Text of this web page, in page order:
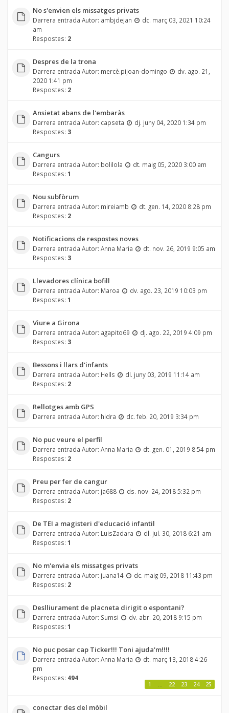
No s'envien els missatges privats
Darrera entrada Autor: ambjdejan
dc. març 03, 2021 10:24
am
Respostes: 2
Despres de la trona
Darrera entrada Autor: mercè.pijoan-domingo
dv. ago. 21,
2020 1:41 pm
Respostes: 2
Ansietat abans de l'embaràs
Darrera entrada Autor: capseta
dj. juny 04, 2020 1:34 pm
Respostes: 3
Cangurs
Darrera entrada Autor: bolilola
dt. maig 05, 2020 3:00 am
Respostes: 1
Nou subfòrum
Darrera entrada Autor: mireiamb
dt. gen. 14, 2020 8:28 pm
Respostes: 2
Notificacions de respostes noves
Darrera entrada Autor: Anna Maria
dt. nov. 26, 2019 9:05 am
Respostes: 3
Llevadores clínica bofill
Darrera entrada Autor: Maroa
dv. ago. 23, 2019 10:03 pm
Respostes: 1
Viure a Girona
Darrera entrada Autor: agapito69
dj. ago. 22, 2019 4:09 pm
Respostes: 3
Bessons i llars d'infants
Darrera entrada Autor: Hells
dl. juny 03, 2019 11:14 am
Respostes: 2
Rellotges amb GPS
Darrera entrada Autor: hidra dc. feb. 20, 2019 3:34 pm
No puc veure el perfil
Darrera entrada Autor: Anna Maria
dt. gen. 01, 2019 8:54 pm
Respostes: 2
Preu per fer de cangur
Darrera entrada Autor: ja688
ds. nov. 24, 2018 5:32 pm
Respostes: 2
De TEI a magisteri d'educació infantil
Darrera entrada Autor: LuisZadara
dl. jul. 30, 2018 6:21 am
Respostes: 1
No m'envia els missatges privats
Darrera entrada Autor: juana14
dc. maig 09, 2018 11:43 pm
Respostes: 2
Deslliurament de placneta dirigit o espontani?
Darrera entrada Autor: Sumsi
dv. abr. 20, 2018 9:15 pm
Respostes: 1
No puc posar cap Ticker!!! Toni ajuda'm!!!!
Darrera entrada Autor: Anna Maria
dt. març 13, 2018 4:26
pm
Respostes: 494
1 22 23 24 25
conectar des del mòbil